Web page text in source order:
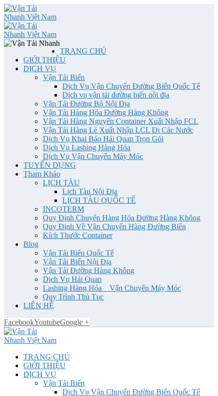
TRANG CHỦ
GIỚI THIỆU
DỊCH VỤ
Vận Tải Biển
Dịch Vụ Vận Chuyển Đường Biển Quốc Tế
Dịch vụ vận tải đường biển nội địa
Vận Tải Đường Bộ Nội Địa
Vận Tải Hàng Hóa Đường Hàng Không
Vận Tải Hàng Nguyên Container Xuất Nhập FCL
Vận Tải Hàng Lẻ Xuất Nhập LCL Đi Các Nước
Dịch Vụ Khai Báo Hải Quan Trọn Gói
Dịch Vụ Lashing Hàng Hóa
Dịch Vụ Vận Chuyển Máy Móc
TUYỂN DỤNG
Tham Khảo
LỊCH TÀU
Lịch Tàu Nội Địa
LỊCH TÀU QUỐC TẾ
INCOTERM
Quy Định Chuyển Hàng Hóa Đường Hàng Không
Quy Định Về Vận Chuyển Hàng Đường Biển
Kích Thước Container
Blog
Vận Tải Biển Quốc Tế
Vận Tải Biển Nội Địa
Vận Tải Đường Hàng Không
Dịch Vụ Hải Quan
Lashing Hàng Hóa _ Vận Chuyển Máy Móc
Quy Trình Thủ Tục
LIÊN HỆ
FacebookYoutubeGoogle +
TRANG CHỦ
GIỚI THIỆU
DỊCH VỤ
Vận Tải Biển
Dịch Vụ Vận Chuyển Đường Biển Quốc Tế